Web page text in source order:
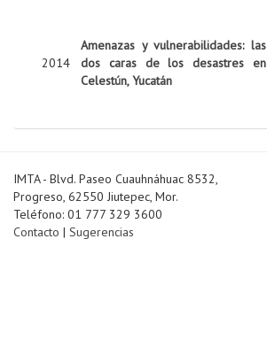
2014
Amenazas y vulnerabilidades: las
dos caras de los desastres en
Celestún, Yucatán
IMTA - Blvd. Paseo Cuauhnáhuac 8532,
Progreso, 62550 Jiutepec, Mor.
Teléfono: 01 777 329 3600
Contacto | Sugerencias